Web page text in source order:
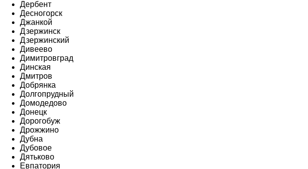
Дербент
Десногорск
Джанкой
Дзержинск
Дзержинский
Дивеево
Димитровград
Динская
Дмитров
Добрянка
Долгопрудный
Домодедово
Донецк
Дорогобуж
Дрожжино
Дубна
Дубовое
Дятьково
Евпатория